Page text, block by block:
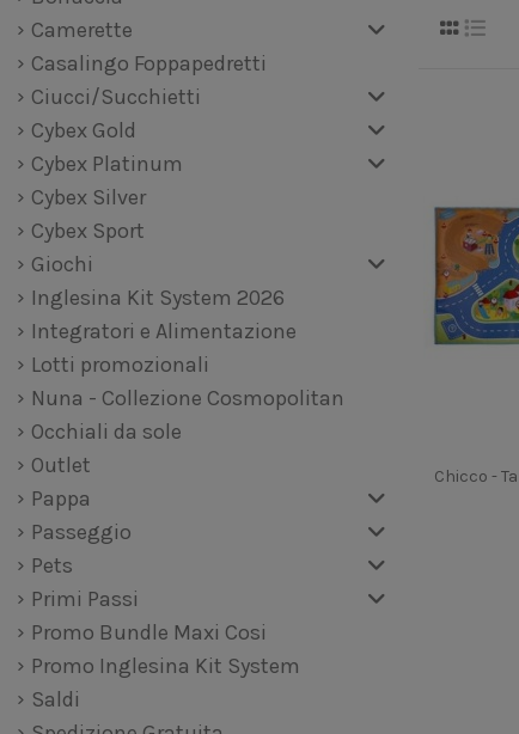
Chicco -
Camerette
Casalingo Foppapedretti
Ciucci/Succhietti
Cybex Gold
Cybex Platinum
Cybex Silver
Cybex Sport
Giochi
Inglesina Kit System 2026
Integratori e Alimentazione
Lotti promozionali
Nuna - Collezione Cosmopolitan
Occhiali da sole
Outlet
Pappa
Passeggio
Pets
Primi Passi
Promo Bundle Maxi Cosi
Promo Inglesina Kit System
Saldi